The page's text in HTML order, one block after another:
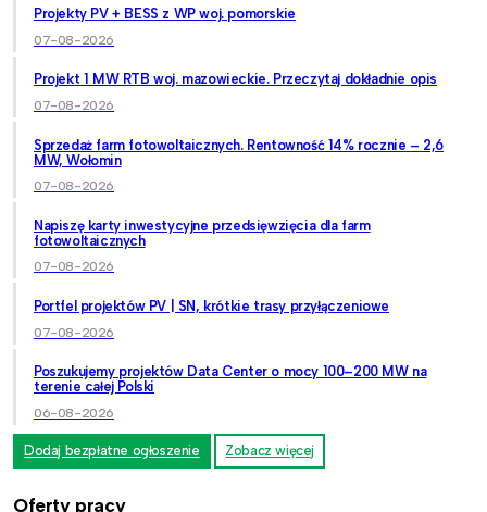
Projekty PV + BESS z WP woj. pomorskie
07-08-2026
Projekt 1 MW RTB woj. mazowieckie. Przeczytaj dokładnie opis
07-08-2026
Sprzedaż farm fotowoltaicznych. Rentowność 14% rocznie – 2,6
MW, Wołomin
07-08-2026
Napiszę karty inwestycyjne przedsięwzięcia dla farm
fotowoltaicznych
07-08-2026
Portfel projektów PV | SN, krótkie trasy przyłączeniowe
07-08-2026
Poszukujemy projektów Data Center o mocy 100–200 MW na
terenie całej Polski
06-08-2026
Dodaj bezpłatne ogłoszenie Zobacz więcej
Oferty pracy